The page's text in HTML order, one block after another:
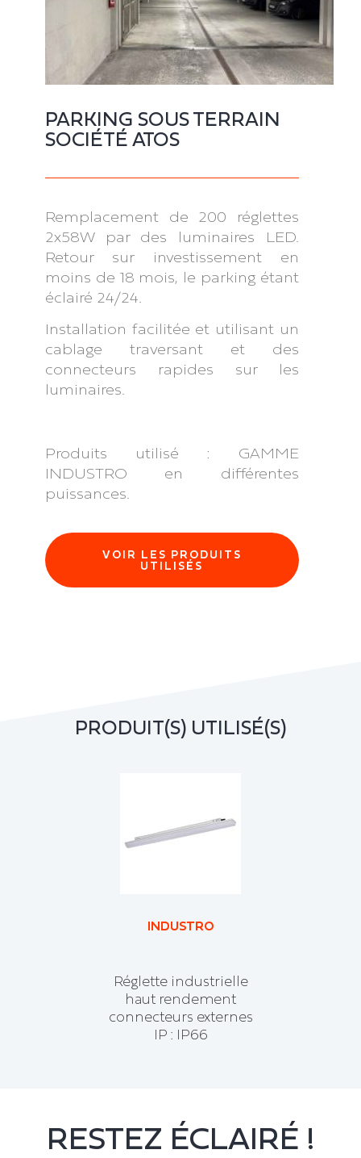
PARKING SOUS TERRAIN
SOCIÉTÉ ATOS
Remplacement de 200 réglettes
2x58W par des luminaires LED.
Retour sur investissement en
moins de 18 mois, le parking étant
éclairé 24/24.
Installation facilitée et utilisant un
cablage traversant et des
connecteurs rapides sur les
luminaires.
Produits utilisé : GAMME
INDUSTRO en différentes
puissances.
VOIR LES PRODUITS
UTILISÉS
PRODUIT(S) UTILISÉ(S)
INDUSTRO
Réglette industrielle
haut rendement
connecteurs externes
IP : IP66
RESTEZ ÉCLAIRÉ !